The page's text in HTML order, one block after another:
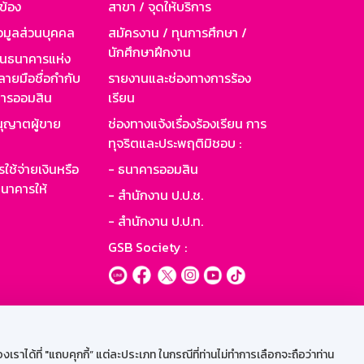
ได้ที่ "แถบคุกกี้” แต่ละประเภท ในกรณีที่ท่านไม่ทำการเลือกจะถือว่าท่าน
อง
มูลส่วนบุคคล
นาคารแห่ง
ายมือชื่อกำกับ
รออมสิน
ญาตผู้ขาย
ช้จ่ายเงินหรือ
คารให้
สาขา / จุดให้บริการ
สมัครงาน / ทุนการศึกษา /
นักศึกษาฝึกงาน
รายงานและช่องทางการร้อง
เรียน
ช่องทางแจ้งเรื่องร้องเรียน การ
ทุจริตและประพฤติมิชอบ :
- ธนาคารออมสิน
- สำนักงาน ป.ป.ช.
- สำนักงาน ป.ป.ท.
GSB Society :